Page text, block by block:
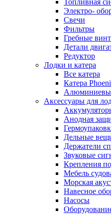
Топливная
Электро-
Свечи
Фильтры
Гребные
Детали
Редуктор
Лодки и катера
Все катера
Катера
Аксессуары для
Анодная
Дельные
Держатели
Звуковые
Крепления
Мебель
Морская
Навесное
Насосы